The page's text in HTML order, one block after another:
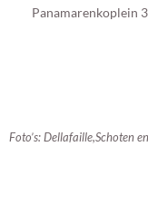
Panamarenkoplein
Foto’s: Dellafaille,Schoten